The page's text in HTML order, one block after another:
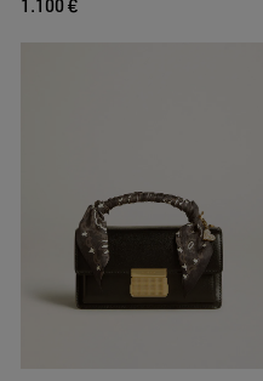
1.100 €